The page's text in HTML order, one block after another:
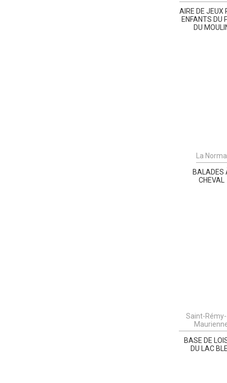
AIRE DE JEUX
ENFANTS DU
DU
La Norma
BALADES
CHEVAL
Saint-
BASE DE
DU LAC